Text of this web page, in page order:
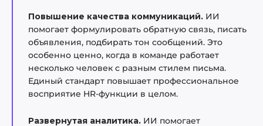
Повышение качества коммуникаций. ИИ
помогает формулировать обратную связь, писать
объявления, подбирать тон сообщений. Это
особенно ценно, когда в команде работает
несколько человек с разным стилем письма.
Единый стандарт повышает профессиональное
восприятие HR-функции в целом.
Развернутая аналитика. ИИ помогает